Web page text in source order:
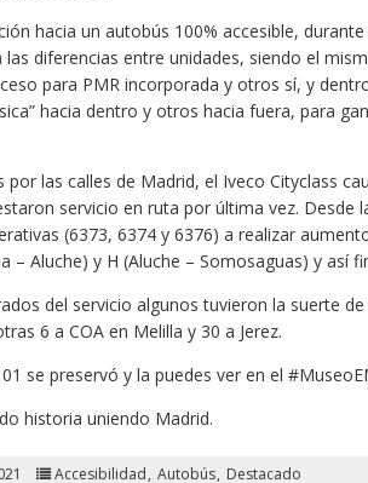
hacia un autobús 100% accesible,
diferencias entre unidades, siendo el
para PMR incorporada y otros sí, y
hacia dentro y otros hacia fuera, para
por las calles de Madrid, el Iveco Cityclass
servicio en ruta por última vez. Desde
(6373, 6374 y 6376) a realizar
– Aluche) y H (Aluche – Somosaguas) y así
del servicio algunos tuvieron la suerte
6 a COA en Melilla y 30 a Jerez.
se preservó y la puedes ver en el
historia uniendo Madrid.
Accesibilidad Autobús Destacado